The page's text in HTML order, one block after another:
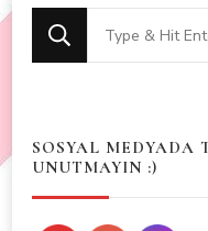
Looking
for
SOSYAL MEDYADA
UNUTMAYIN :)